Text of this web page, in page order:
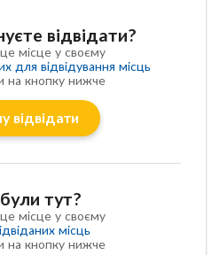
відвідати?
місце у своєму
для відвідування місць
на кнопку нижче
відвідати
тут?
місце у своєму
місць
на кнопку нижче